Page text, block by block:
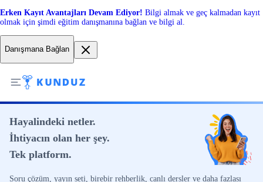
Erken Kayıt Avantajları Devam Ediyor! Bilgi almak ve geç kalmadan kayıt
olmak için şimdi eğitim danışmanına bağlan ve bilgi al.
Danışmana Bağlan
Hayalindeki netler.
İhtiyacın olan her şey.
Tek platform.
Soru çözüm, yayın seti, birebir rehberlik, canlı dersler ve daha fazlası